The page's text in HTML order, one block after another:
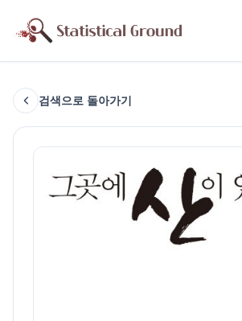
검색으로 돌아가기